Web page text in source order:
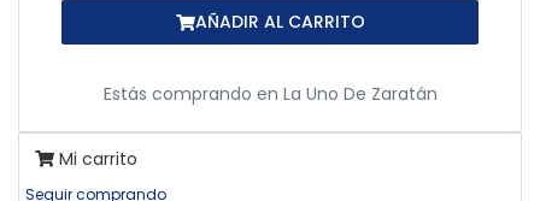
AÑADIR AL CARRITO
Estás comprando en La Uno De Zaratán
Mi carrito
Seguir comprando